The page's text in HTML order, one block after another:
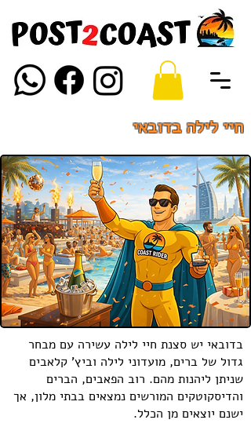
חיי לילה בדובאי
בדובאי יש סצנת חיי לילה עשירה עם מבחר
גדול של ברים, מועדוני לילה וביץ' קלאבים
שניתן ליהנות מהם. רוב הפאבים, הברים
והדיסקוטקים המורשים נמצאים בבתי מלון, אך
ישנם יוצאים מן הכלל.